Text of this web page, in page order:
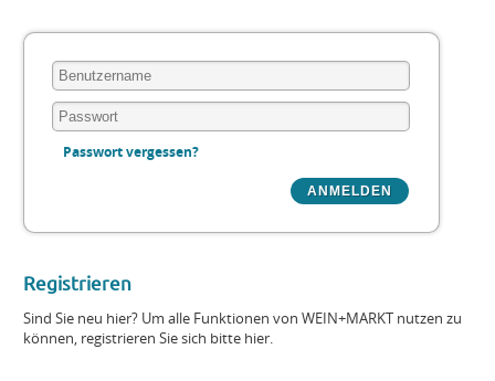
Passwort vergessen?
Registrieren
Sind Sie neu hier? Um alle Funktionen von WEIN+MARKT nutzen zu
können, registrieren Sie sich bitte hier.